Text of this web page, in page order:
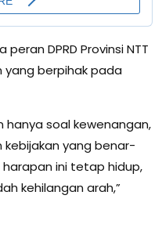
DPRD Provinsi NTT
yang berpihak pada
hanya soal kewenangan,
yang benar-
ini tetap hidup,
kehilangan arah,”